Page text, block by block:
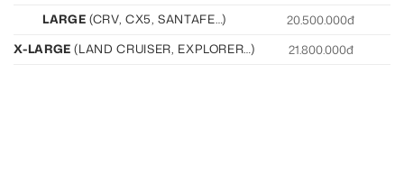
LARGE (CRV, CX5, SANTAFE…) 20.500.000đ
X-LARGE(LAND CRUISER, EXPLORER…) 21.800.000đ